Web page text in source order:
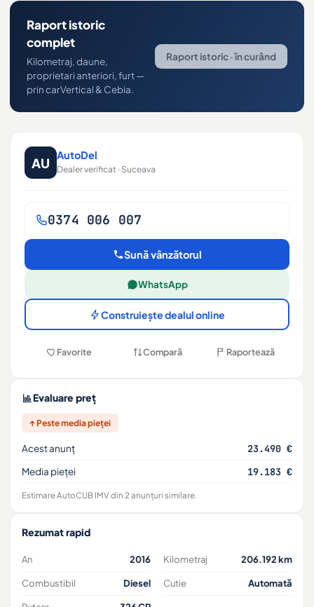
Raport istoric
complet
Kilometraj, daune,
proprietari anteriori, furt —
prin carVertical & Cebia.
Raport istoric · în curând
AU AutoDel
Dealer verificat · Suceava
0374 006 007
Sună vânzătorul
WhatsApp
Construiește dealul online
Favorite Compară Raportează
Evaluare preț
↑ Peste media pieței
Acest anunț 23.490 €
Media pieței 19.183 €
Estimare AutoCUB IMV din 2 anunțuri similare.
Rezumat rapid
An 2016 Kilometraj 206.192 km
Combustibil Diesel Cutie Automată